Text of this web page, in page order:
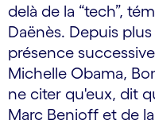
delà de la “tech”,
Daënès. Depuis
présence
Michelle Obama,
ne citer qu'eux, dit
Marc Benioff et de